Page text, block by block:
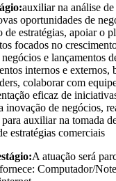
auxiliar na análise de
oportunidades de
estratégias, apoiar o
focados no
e lançamentos
internos e
colaborar com
eficaz de
inovação de negócios,
auxiliar na tomada
estratégias comerciais
A atuação será
Computador/